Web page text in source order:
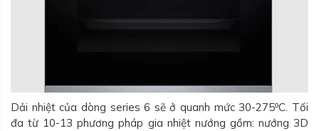
Dải nhiệt của dòng series 6 sẽ ở quanh mức 30-275oC. Tối
đa từ 10-13 phương pháp gia nhiệt nướng gồm: nướng 3D